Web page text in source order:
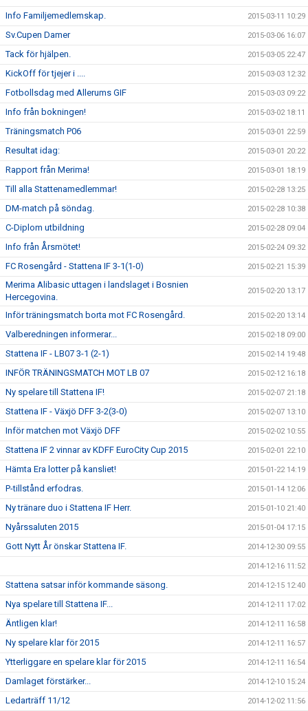
Info Familjemedlemskap. 2015-03-11 10:29
Sv.Cupen Damer 2015-03-06 16:07
Tack för hjälpen. 2015-03-05 22:47
KickOff för tjejer i .... 2015-03-03 12:32
Fotbollsdag med Allerums GIF 2015-03-03 09:22
Info från bokningen! 2015-03-02 18:11
Träningsmatch P06 2015-03-01 22:59
Resultat idag: 2015-03-01 20:22
Rapport från Merima! 2015-03-01 18:19
Till alla Stattenamedlemmar! 2015-02-28 13:25
DM-match på söndag. 2015-02-28 10:38
C-Diplom utbildning 2015-02-28 09:04
Info från Årsmötet! 2015-02-24 09:32
FC Rosengård - Stattena IF 3-1(1-0) 2015-02-21 15:39
Merima Alibasic uttagen i landslaget i Bosnien
Hercegovina.
2015-02-20 13:17
Inför träningsmatch borta mot FC Rosengård. 2015-02-20 13:14
Valberedningen informerar... 2015-02-18 09:00
Stattena IF - LB07 3-1 (2-1) 2015-02-14 19:48
INFÖR TRÄNINGSMATCH MOT LB 07 2015-02-12 16:18
Ny spelare till Stattena IF! 2015-02-07 21:18
Stattena IF - Växjö DFF 3-2(3-0) 2015-02-07 13:10
Inför matchen mot Växjö DFF 2015-02-02 10:55
Stattena IF 2 vinnar av KDFF EuroCity Cup 2015 2015-02-01 22:10
Hämta Era lotter på kansliet! 2015-01-22 14:19
P-tillstånd erfodras. 2015-01-14 12:06
Ny tränare duo i Stattena IF Herr. 2015-01-10 21:40
Nyårssaluten 2015 2015-01-04 17:15
Gott Nytt År önskar Stattena IF. 2014-12-30 09:55
2014-12-16 11:52
Stattena satsar inför kommande säsong. 2014-12-15 12:40
Nya spelare till Stattena IF... 2014-12-11 17:02
Äntligen klar! 2014-12-11 16:58
Ny spelare klar för 2015 2014-12-11 16:57
Ytterliggare en spelare klar för 2015 2014-12-11 16:54
Damlaget förstärker... 2014-12-10 15:24
Ledarträff 11/12 2014-12-02 11:56